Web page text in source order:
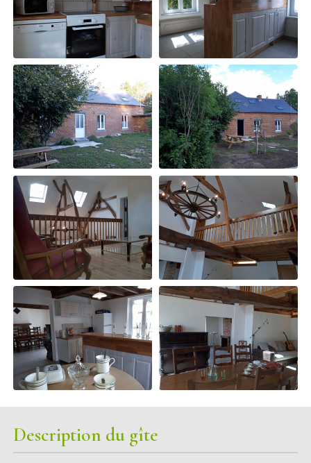
Description du gîte